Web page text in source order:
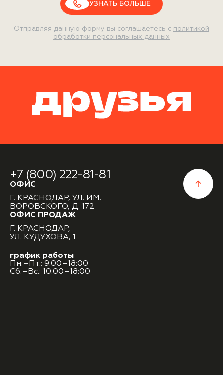
УЗНАТЬ БОЛЬШЕ
Отправляя данную форму вы соглашаетесь с политикой
обработки персональных данных
+7 (800) 222-81-81
ОФИС
Г. КРАСНОДАР, УЛ. ИМ.
ВОРОВСКОГО, Д. 172
ОФИС ПРОДАЖ
Г. КРАСНОДАР,
УЛ. КУДУХОВА, 1
график работы
Пн.–Пт.: 9:00–18:00
Сб.–Вс.: 10:00–18:00